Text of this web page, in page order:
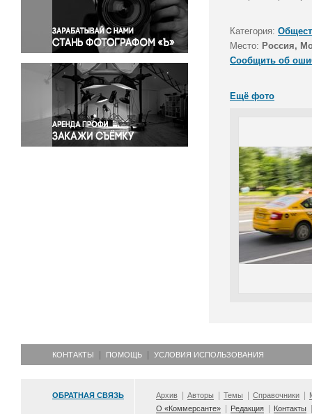
Правосудие
Происшествия и конфликты
Религия
Светская жизнь
Спорт
Экология
Экономика и бизнес
Категория:
Место: Россия,
Сообщить об
Ещё фото
КОНТАКТЫ ПОМОЩЬ УСЛОВИЯ ИСПОЛЬЗОВАНИЯ
ОБРАТНАЯ СВЯЗЬ Архив Авторы Темы Справочники
О «Коммерсанте»
Редакция Контакты